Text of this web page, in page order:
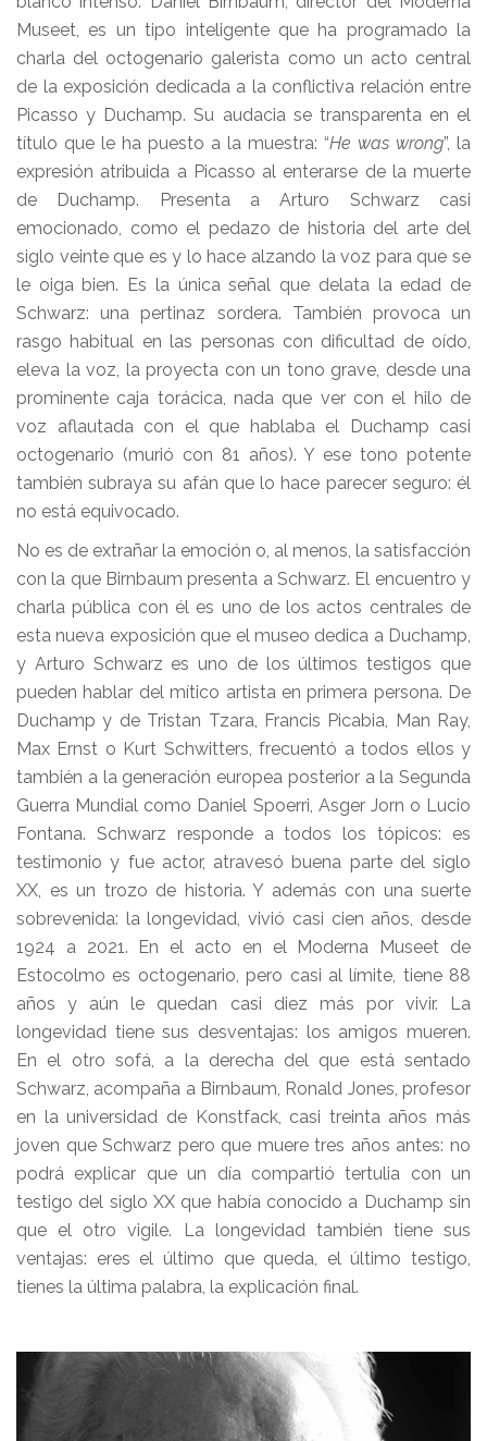
Museet, es un tipo inteligente que ha programado la
charla del octogenario galerista como un acto central
de la exposición dedicada a la conflictiva relación entre
Picasso y Duchamp. Su audacia se transparenta en el
título que le ha puesto a la muestra: “He was wrong”, la
expresión atribuida a Picasso al enterarse de la muerte
de Duchamp. Presenta a Arturo Schwarz casi
emocionado, como el pedazo de historia del arte del
siglo veinte que es y lo hace alzando la voz para que se
le oiga bien. Es la única señal que delata la edad de
Schwarz: una pertinaz sordera. También provoca un
rasgo habitual en las personas con dificultad de oído,
eleva la voz, la proyecta con un tono grave, desde una
prominente caja torácica, nada que ver con el hilo de
voz aflautada con el que hablaba el Duchamp casi
octogenario (murió con 81 años). Y ese tono potente
también subraya su afán que lo hace parecer seguro: él
no está equivocado.
No es de extrañar la emoción o, al menos, la satisfacción
con la que Birnbaum presenta a Schwarz. El encuentro y
charla pública con él es uno de los actos centrales de
esta nueva exposición que el museo dedica a Duchamp,
y Arturo Schwarz es uno de los últimos testigos que
pueden hablar del mítico artista en primera persona. De
Duchamp y de Tristan Tzara, Francis Picabia, Man Ray,
Max Ernst o Kurt Schwitters, frecuentó a todos ellos y
también a la generación europea posterior a la Segunda
Guerra Mundial como Daniel Spoerri, Asger Jorn o Lucio
Fontana. Schwarz responde a todos los tópicos: es
testimonio y fue actor, atravesó buena parte del siglo
XX, es un trozo de historia. Y además con una suerte
sobrevenida: la longevidad, vivió casi cien años, desde
1924 a 2021. En el acto en el Moderna Museet de
Estocolmo es octogenario, pero casi al límite, tiene 88
años y aún le quedan casi diez más por vivir. La
longevidad tiene sus desventajas: los amigos mueren.
En el otro sofá, a la derecha del que está sentado
Schwarz, acompaña a Birnbaum, Ronald Jones, profesor
en la universidad de Konstfack, casi treinta años más
joven que Schwarz pero que muere tres años antes: no
podrá explicar que un día compartió tertulia con un
testigo del siglo XX que había conocido a Duchamp sin
que el otro vigile. La longevidad también tiene sus
ventajas: eres el último que queda, el último testigo,
tienes la última palabra, la explicación final.